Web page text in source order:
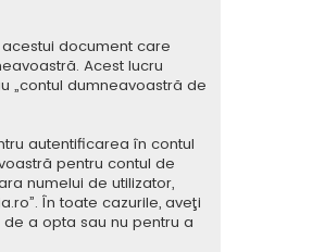
document care
Acest lucru
„contul dumneavoastră de
autentificarea în contul
pentru contul de
numelui de utilizator,
În toate cazurile, aveţi
a opta sau nu pentru a